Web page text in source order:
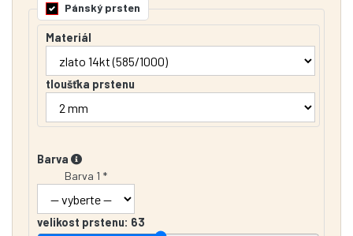
Pánský prsten
Materiál
tloušťka prstenu
Barva
Barva 1 *
velikost prstenu: 63